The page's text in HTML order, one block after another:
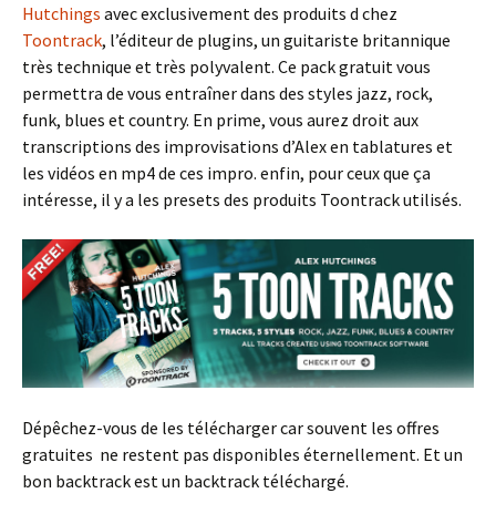
Hutchings avec exclusivement des produits d chez
Toontrack, l’éditeur de plugins, un guitariste britannique
très technique et très polyvalent. Ce pack gratuit vous
permettra de vous entraîner dans des styles jazz, rock,
funk, blues et country. En prime, vous aurez droit aux
transcriptions des improvisations d’Alex en tablatures et
les vidéos en mp4 de ces impro. enfin, pour ceux que ça
intéresse, il y a les presets des produits Toontrack utilisés.
Dépêchez-vous de les télécharger car souvent les offres
gratuites ne restent pas disponibles éternellement. Et un
bon backtrack est un backtrack téléchargé.